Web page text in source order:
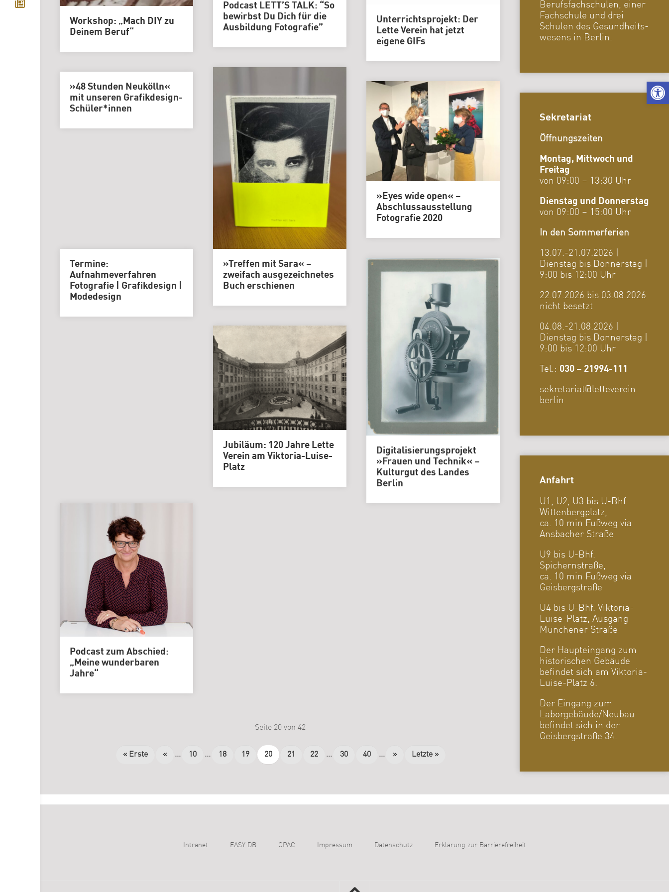
Grafikdesign
Medieninformatik
Metallographie
MT
Radiologie
PTA
PTA
Vorbereitungskurs
DIY-
Akademie
Weiterbildung
Genlabor
Karriere
|
Kuratorium
Workshop: „Mach DIY zu
Deinem Beruf“
Podcast LETT’S TALK: “So
bewirbst Du Dich für die
Ausbildung Fotografie”
Unterrichtsprojekt: Der
Lette Verein hat jetzt
eigene GIFs
»Treffen mit Sara« –
zweifach ausgezeichnetes
Buch erschienen
»48 Stunden Neukölln«
mit unseren Grafikdesign-
Schüler*innen
»Eyes wide open« –
Abschlussausstellung
Fotografie 2020
Termine:
Aufnahmeverfahren
Fotografie | Grafikdesign |
Modedesign
Digitalisierungsprojekt
»Frauen und Technik« –
Kulturgut des Landes
Berlin
Jubiläum: 120 Jahre Lette
Verein am Viktoria-Luise-
Platz
Podcast zum Abschied:
„Meine wunderbaren
Jahre“
Seite 20 von 42
« Erste « ... 10 ... 18 19 20 21 22 ... 30 40 ... » Letzte »
Berufsfachschulen, einer
Fachschule und drei
Schulen des Gesundheits-
wesens in Berlin.
Sekretariat
Öffnungszeiten
Montag, Mittwoch und
Freitag
von 09:00 – 13:30 Uhr
Dienstag und Donnerstag
von 09:00 – 15:00 Uhr
In den Sommerferien
13.07.-21.07.2026 |
Dienstag bis Donnerstag |
9:00 bis 12:00 Uhr
22.07.2026 bis 03.08.2026
nicht besetzt
04.08.-21.08.2026 |
Dienstag bis Donnerstag |
9:00 bis 12:00 Uhr
Tel.: 030 – 21994-111
sekretariat@letteverein.
berlin
Anfahrt
U1, U2, U3 bis U-Bhf.
Wittenbergplatz,
ca. 10 min Fußweg via
Ansbacher Straße
U9 bis U-Bhf.
Spichernstraße,
ca. 10 min Fußweg via
Geisbergstraße
U4 bis U-Bhf. Viktoria-
Luise-Platz, Ausgang
Münchener Straße
Der Haupteingang zum
historischen Gebäude
befindet sich am Viktoria-
Luise-Platz 6.
Der Eingang zum
Laborgebäude/Neubau
befindet sich in der
Geisbergstraße 34.
Intranet EASY DB OPAC Impressum Datenschutz Erklärung zur Barrierefreiheit